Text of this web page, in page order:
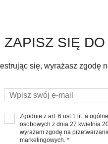
ZAPISZ SIĘ
się, wyrażasz zgodę
Zgodnie z art. 6 ust.1 lit. a
osobowych z dnia 27 kwietnia
wyrażam zgodę na
marketingowych. *